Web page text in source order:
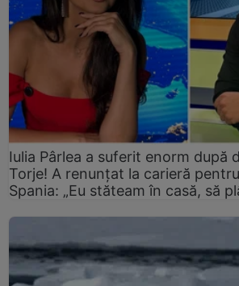
Iulia Pârlea a suferit enorm după
Torje! A renunțat la carieră
Spania: „Eu stăteam în casă, să